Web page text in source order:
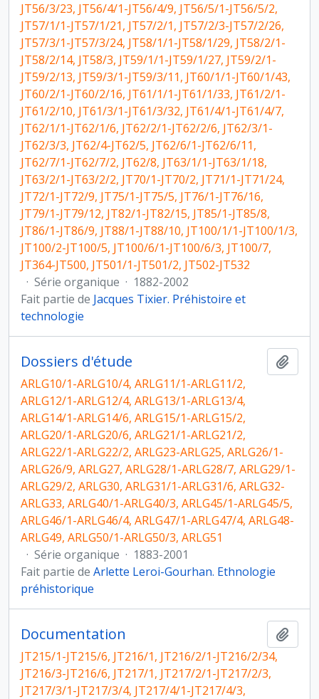
JT56/3/23, JT56/4/1-JT56/4/9, JT56/5/1-JT56/5/2,
JT57/1/1-JT57/1/21, JT57/2/1, JT57/2/3-JT57/2/26,
JT57/3/1-JT57/3/24, JT58/1/1-JT58/1/29, JT58/2/1-
JT58/2/14, JT58/3, JT59/1/1-JT59/1/27, JT59/2/1-
JT59/2/13, JT59/3/1-JT59/3/11, JT60/1/1-JT60/1/43,
JT60/2/1-JT60/2/16, JT61/1/1-JT61/1/33, JT61/2/1-
JT61/2/10, JT61/3/1-JT61/3/32, JT61/4/1-JT61/4/7,
JT62/1/1-JT62/1/6, JT62/2/1-JT62/2/6, JT62/3/1-
JT62/3/3, JT62/4-JT62/5, JT62/6/1-JT62/6/11,
JT62/7/1-JT62/7/2, JT62/8, JT63/1/1-JT63/1/18,
JT63/2/1-JT63/2/2, JT70/1-JT70/2, JT71/1-JT71/24,
JT72/1-JT72/9, JT75/1-JT75/5, JT76/1-JT76/16,
JT79/1-JT79/12, JT82/1-JT82/15, JT85/1-JT85/8,
JT86/1-JT86/9, JT88/1-JT88/10, JT100/1/1-JT100/1/3,
JT100/2-JT100/5, JT100/6/1-JT100/6/3, JT100/7,
JT364-JT500, JT501/1-JT501/2, JT502-JT532
· Série organique · 1882-2002
Fait partie de Jacques Tixier. Préhistoire et
technologie
Dossiers d'étude
ARLG10/1-ARLG10/4, ARLG11/1-ARLG11/2,
ARLG12/1-ARLG12/4, ARLG13/1-ARLG13/4,
ARLG14/1-ARLG14/6, ARLG15/1-ARLG15/2,
ARLG20/1-ARLG20/6, ARLG21/1-ARLG21/2,
ARLG22/1-ARLG22/2, ARLG23-ARLG25, ARLG26/1-
ARLG26/9, ARLG27, ARLG28/1-ARLG28/7, ARLG29/1-
ARLG29/2, ARLG30, ARLG31/1-ARLG31/6, ARLG32-
ARLG33, ARLG40/1-ARLG40/3, ARLG45/1-ARLG45/5,
ARLG46/1-ARLG46/4, ARLG47/1-ARLG47/4, ARLG48-
ARLG49, ARLG50/1-ARLG50/3, ARLG51
· Série organique · 1883-2001
Fait partie de Arlette Leroi-Gourhan. Ethnologie
préhistorique
Documentation
JT215/1-JT215/6, JT216/1, JT216/2/1-JT216/2/34,
JT216/3-JT216/6, JT217/1, JT217/2/1-JT217/2/3,
JT217/3/1-JT217/3/4, JT217/4/1-JT217/4/3,